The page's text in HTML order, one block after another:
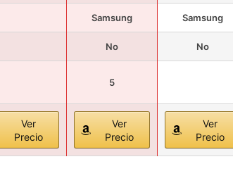
Samsung Samsung
No No
5
Ver
Precio
Ver
Precio
Ver
Precio